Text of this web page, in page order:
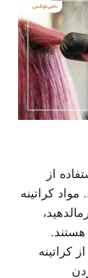
از
کراتینه
هستند.
کراتینه